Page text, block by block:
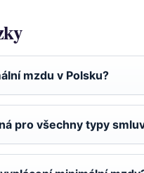
mzdu v Polsku?
pro všechny typy